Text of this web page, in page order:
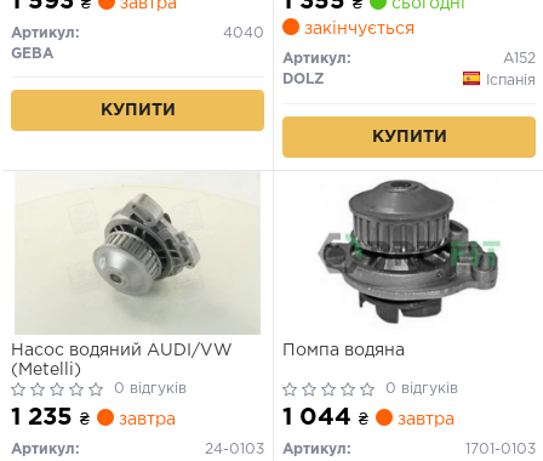
₴ завтра
Артикул:
4040
GEBA
КУПИТИ
COUPE B2, COUPE B3,
QUATTRO BMW 1502-2002
(E10) VW PASSAT B2 1.9-2.3
02.68-09.92
₴
сьогодні
закінчується
Артикул:
A152
DOLZ
Іспанія
КУПИТИ
Насос водяний AUDI/VW
(Metelli)
0 відгуків
1 235 ₴ завтра
Артикул:
24-0103
Помпа водяна
0 відгуків
1 044 ₴ завтра
Артикул:
1701-0103